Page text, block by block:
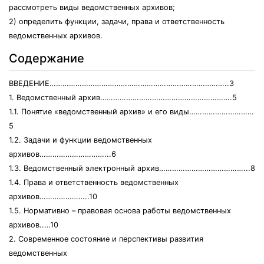
рассмотреть виды ведомственных архивов;
2) определить функции, задачи, права и ответственность
ведомственных архивов.
Содержание
ВВЕДЕНИЕ………………………………………………………………………..3
1. Ведомственный архив…………………………………………………….5
1.1. Понятие «ведомственный архив» и его виды…………………………
5
1.2. Задачи и функции ведомственных
архивов…………………………...6
1.3. Ведомственный электронный архив…………………………………...8
1.4. Права и ответственность ведомственных
архивов…………………..10
1.5. Нормативно – правовая основа работы ведомственных
архивов..…10
2. Современное состояние и перспективы развития
ведомственных